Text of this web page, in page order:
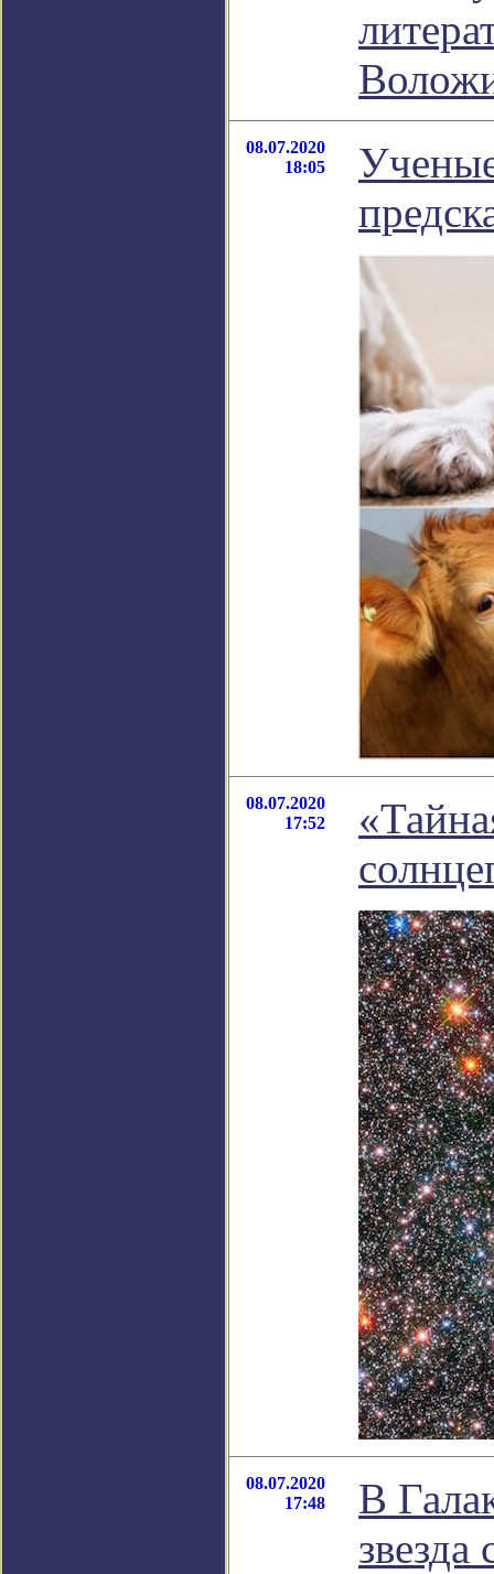
08.07.2020
18:05
08.07.2020
17:52
08.07.2020
17:48
В